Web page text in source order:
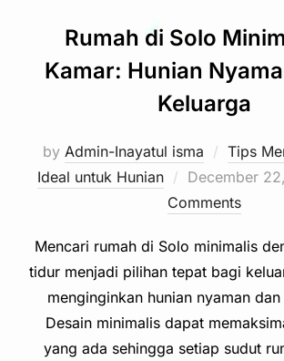
Rumah di Solo
Kamar: Hunian
Keluarga
by Admin-Inayatul isma
Tips
Ideal untuk Hunian
Posted
on
December
Comments
Mencari rumah di Solo minimalis
tidur menjadi pilihan tepat bagi
menginginkan hunian nyaman
Desain minimalis dapat
yang ada sehingga setiap sudut